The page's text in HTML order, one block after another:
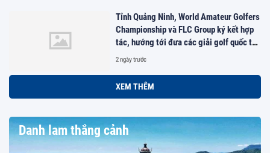
Tỉnh Quảng Ninh, World Amateur Golfers
Championship và FLC Group ký kết hợp
tác, hướng tới đưa các giải golf quốc tế
đến Việt Nam
2 ngày trước
570 doanh nghiệp sẽ làm gì trong 4 ngày
1 ngày trước